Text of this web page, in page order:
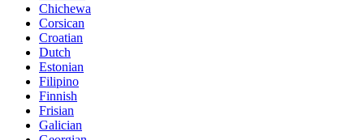
Chichewa
Corsican
Croatian
Dutch
Estonian
Filipino
Finnish
Frisian
Galician